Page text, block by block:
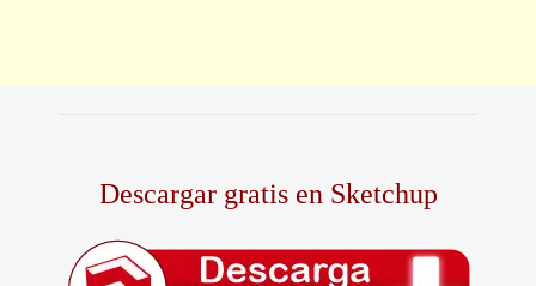
Descargar gratis en Sketchup